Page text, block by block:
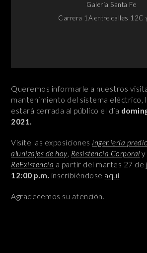
Galería Santa Fe
Carrera 1A entre calles 12C
Queremos informarle a nuestros
mantenimiento del sistema eléctrico,
estará cerrada al público el día
2021.
Visite las exposiciones Ingeniería
alunizajes de hoy, Resistencia Corporal y
ReExistencia a partir del martes 27 de
12:00 p.m. inscribiéndose aquí.
Agradecemos su atención.